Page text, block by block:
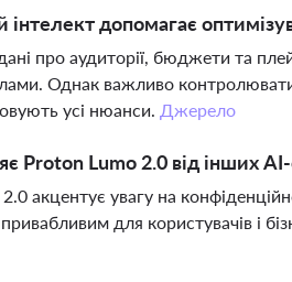
допомагає
про аудиторії, бюджети та
Однак важливо контролювати
усі нюанси. Джерело
Proton Lumo 2.0 від інших AI-
акцентує увагу на
для користувачів і